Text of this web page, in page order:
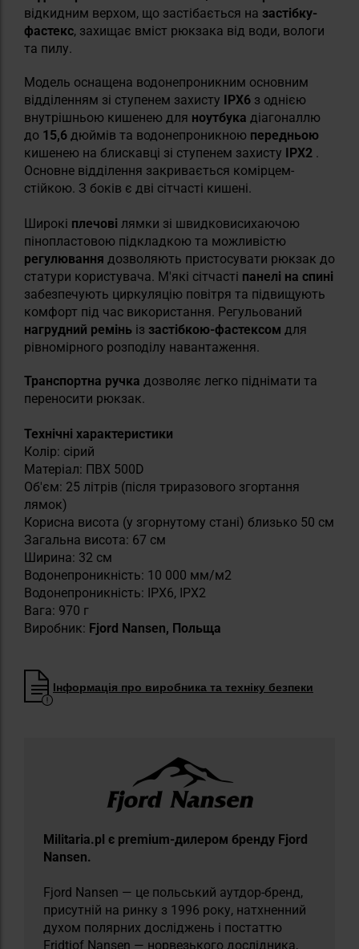
відкидним верхом, що застібається на застібку-
фастекс, захищає вміст рюкзака від води, вологи
та пилу.
Модель оснащена водонепроникним основним
відділенням зі ступенем захисту IPX6 з однією
внутрішньою кишенею для ноутбука діагоналлю
до 15,6 дюймів та водонепроникною передньою
кишенею на блискавці зі ступенем захисту IPX2 .
Основне відділення закривається комірцем-
стійкою. З боків є дві сітчасті кишені.
Широкі плечові лямки зі швидковисихаючою
пінопластовою підкладкою та можливістю
регулювання дозволяють пристосувати рюкзак до
статури користувача. М'які сітчасті панелі на спині
забезпечують циркуляцію повітря та підвищують
комфорт під час використання. Регульований
нагрудний ремінь із застібкою-фастексом для
рівномірного розподілу навантаження.
Транспортна ручка дозволяє легко піднімати та
переносити рюкзак.
Технічні характеристики
Колір: сірий
Матеріал: ПВХ 500D
Об'єм: 25 літрів (після триразового згортання
лямок)
Корисна висота (у згорнутому стані) близько 50 см
Загальна висота: 67 см
Ширина: 32 см
Водонепроникність: 10 000 мм/м2
Водонепроникність: IPX6, IPX2
Вага: 970 г
Виробник: Fjord Nansen, Польща
Інформація про виробника та техніку безпеки
Militaria.pl є premium-дилером бренду Fjord
Nansen.
Fjord Nansen — це польський аутдор-бренд,
присутній на ринку з 1996 року, натхненний
духом полярних досліджень і постаттю
Fridtjof Nansen — норвезького дослідника,